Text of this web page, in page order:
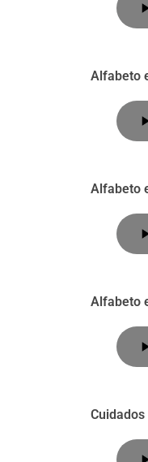
Alfabeto
Alfabeto
Alfabeto